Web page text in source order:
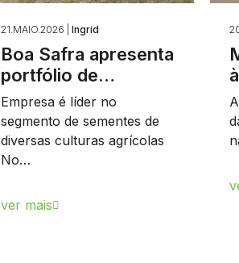
21.MAIO.2026 | Ingrid
Boa Safra apresenta
portfólio de…
Empresa é líder no
segmento de sementes de
diversas culturas agrícolas
No…
ver mais